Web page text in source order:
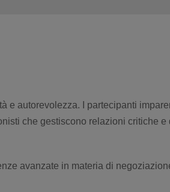
e autorevolezza. I partecipanti
che gestiscono relazioni critiche e
avanzate in materia di